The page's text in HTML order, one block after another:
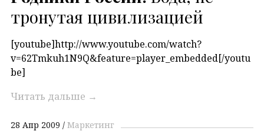
тронутая цивилизацией
[youtube]http://www.youtube.com/watch?
v=62Tmkuh1N9Q&feature=player_embedded[/youtu
be]
Читать дальше →
28 Апр 2009 Маркетинг